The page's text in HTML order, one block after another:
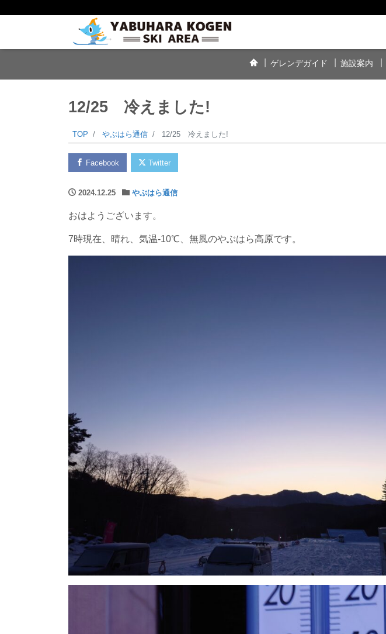
ゲレンデガイド 施設案内
12/25 冷えました!
TOP やぶはら通信 12/25 冷えました!
Facebook Twitter
2024.12.25 やぶはら通信
おはようございます。
7時現在、晴れ、気温-10℃、無風のやぶはら高原です。